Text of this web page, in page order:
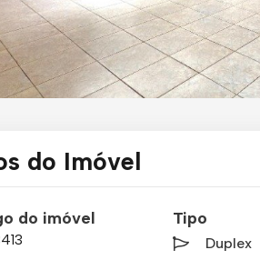
do Imóvel
do imóvel Tipo
Duplex